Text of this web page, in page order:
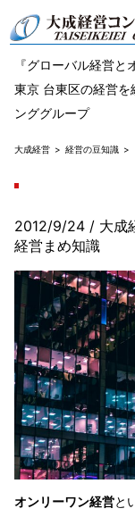
『グローバル経営と
東京 台東区の経営を
ンググループ
大成経営 経営の豆知識
2012/9/24 / 大成
経営まめ知識
オンリーワン経営と